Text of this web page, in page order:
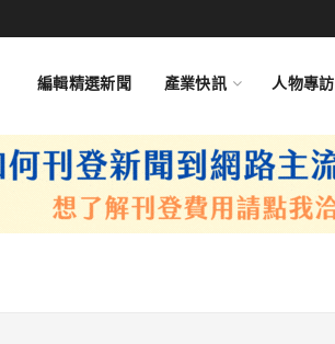
編輯精選新聞 產業快訊 人物專訪